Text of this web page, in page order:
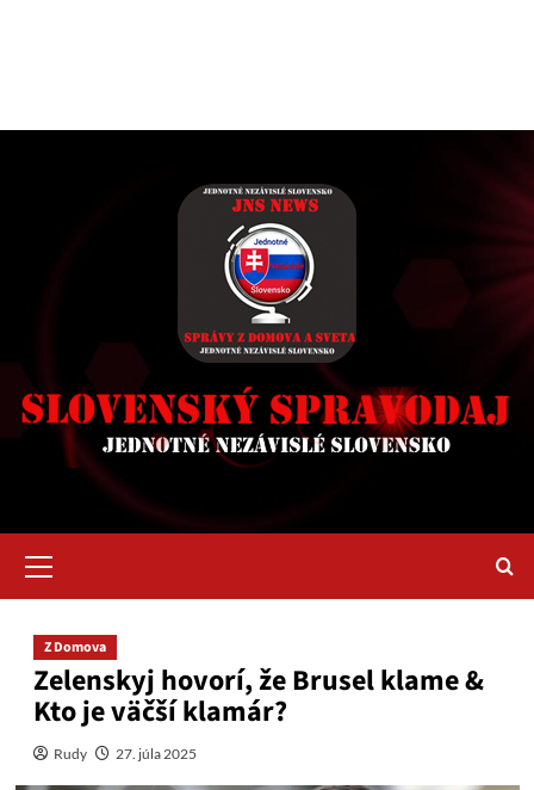
Menu
Z Domova
Zelenskyj hovorí, že Brusel klame &
Kto je väčší klamár?
Rudy 27. júla 2025